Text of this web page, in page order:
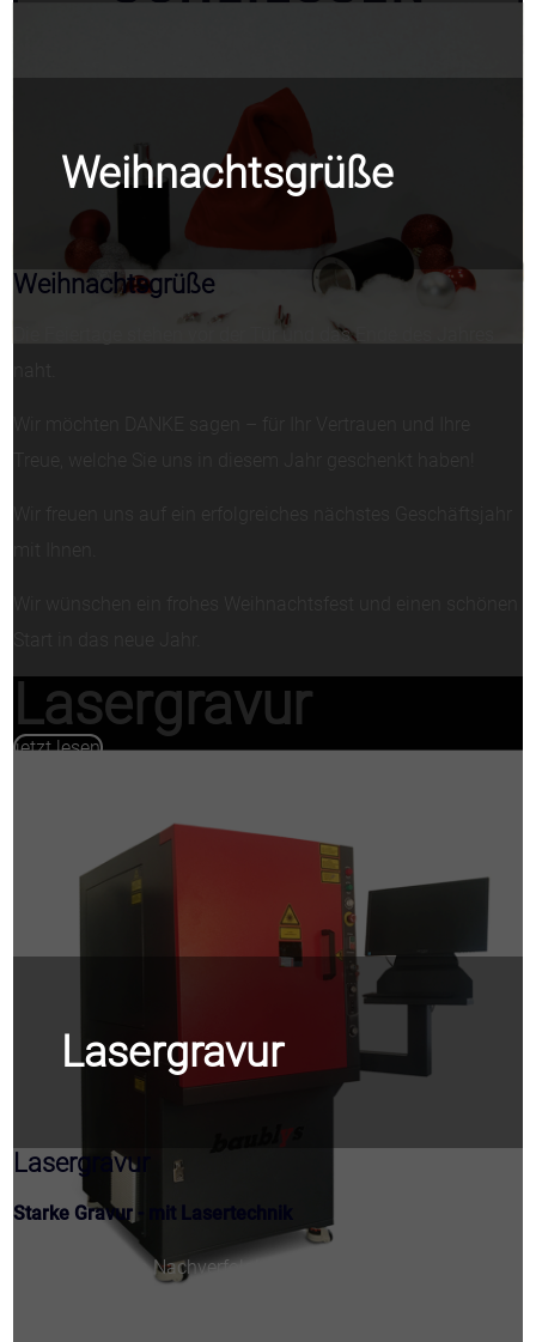
Weihnachtsgrüße
Weihnachtsgrüße
Die Feiertage stehen vor der Tür und das Ende des Jahres
Lasergravur
jetzt lesen
Lasergravur
Lasergravur
Starke Gravur - mit Lasertechnik
Ob zur besseren Nachverfolgbarkeit oder zur sicheren